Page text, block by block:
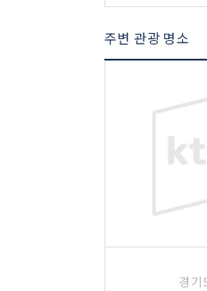
주변 관광 명소
경